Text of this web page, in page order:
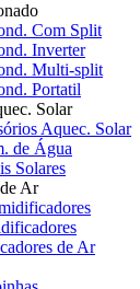
Com Split
Inverter
Multi-split
Portatil
Solar
Aquec. Solar
de Água
Solares
Ar
de Ar